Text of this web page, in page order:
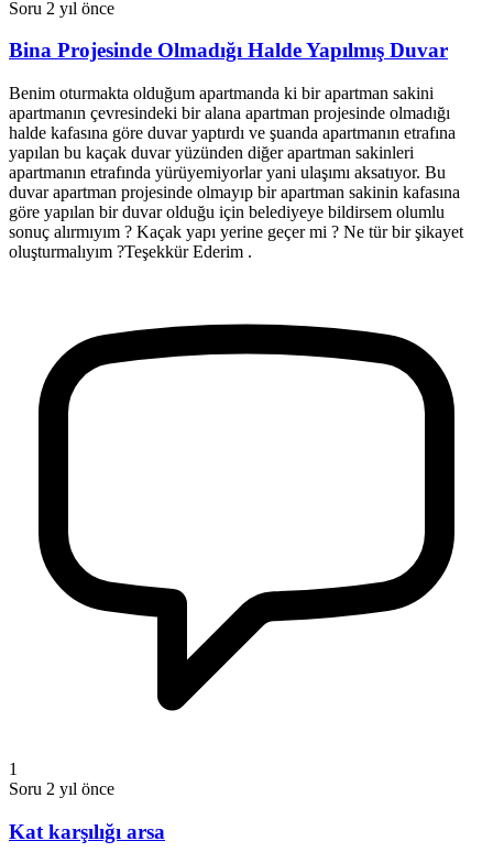
Soru 2 yıl önce
Bina Projesinde Olmadığı Halde Yapılmış Duvar
Benim oturmakta olduğum apartmanda ki bir apartman sakini
apartmanın çevresindeki bir alana apartman projesinde olmadığı
halde kafasına göre duvar yaptırdı ve şuanda apartmanın etrafına
yapılan bu kaçak duvar yüzünden diğer apartman sakinleri
apartmanın etrafında yürüyemiyorlar yani ulaşımı aksatıyor. Bu
duvar apartman projesinde olmayıp bir apartman sakinin kafasına
göre yapılan bir duvar olduğu için belediyeye bildirsem olumlu
sonuç alırmıyım ? Kaçak yapı yerine geçer mi ? Ne tür bir şikayet
oluşturmalıyım ?Teşekkür Ederim .
1
Soru 2 yıl önce
Kat karşılığı arsa